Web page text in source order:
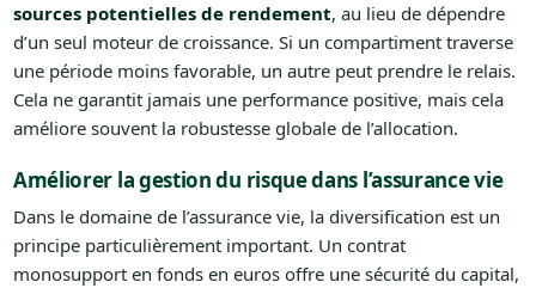
sources potentielles de rendement, au lieu de dépendre
d’un seul moteur de croissance. Si un compartiment traverse
une période moins favorable, un autre peut prendre le relais.
Cela ne garantit jamais une performance positive, mais cela
améliore souvent la robustesse globale de l’allocation.
Améliorer la gestion du risque dans l’assurance vie
Dans le domaine de l’assurance vie, la diversification est un
principe particulièrement important. Un contrat
monosupport en fonds en euros offre une sécurité du capital,